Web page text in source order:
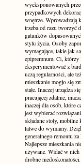
wyeksponowanych
przypadkowych
wnętrze. Wprowadzają
trzeba od razu tworzyć
gatunków
stylu życia. Osoby
wymagające, takie jak
epipremnum. Ci, którzy
eksperymentować z
uczą regularności, ale
mieszkanie mogło się
stałe. Inaczej urządza
pracującej zdalnie,
inaczej dla osób, które
jest wybierać
składane stoły,
łatwe do wymiany.
generalnego remontu
Najlepsze mieszkania
używane. Widać w
drobne